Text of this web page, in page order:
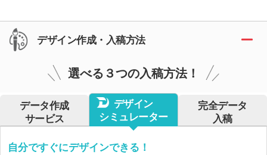
デザイン作成・入稿方法
選べる３つの入稿方法！
データ作成
サービス
デザイン
シミュレーター
完全データ
入稿
自分ですぐにデザインできる！